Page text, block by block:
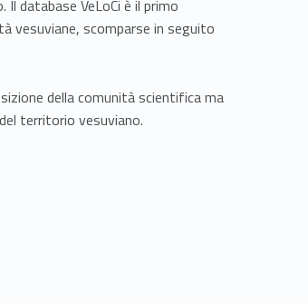
Il database VeLoCi è il primo
vesuviane, scomparse in seguito
della comunità scientifica ma
territorio vesuviano.